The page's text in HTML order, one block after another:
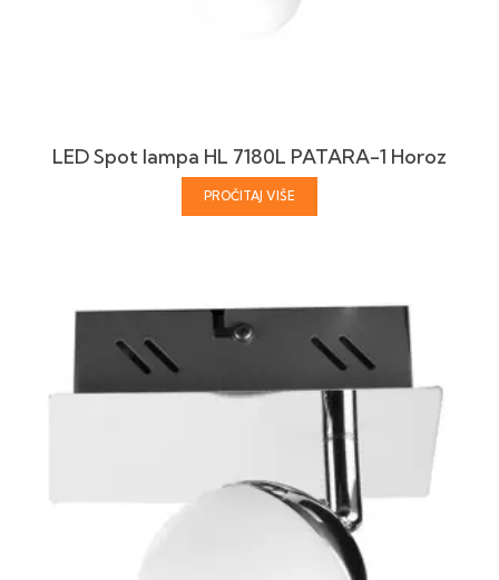
LED Spot lampa HL 7180L PATARA-1 Horoz
PROČITAJ VIŠE